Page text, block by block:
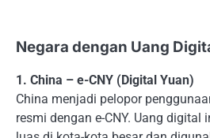
Negara dengan Uang
1. China – e-CNY (Digital Yuan)
China menjadi pelopor
resmi dengan e-CNY. Uang digital